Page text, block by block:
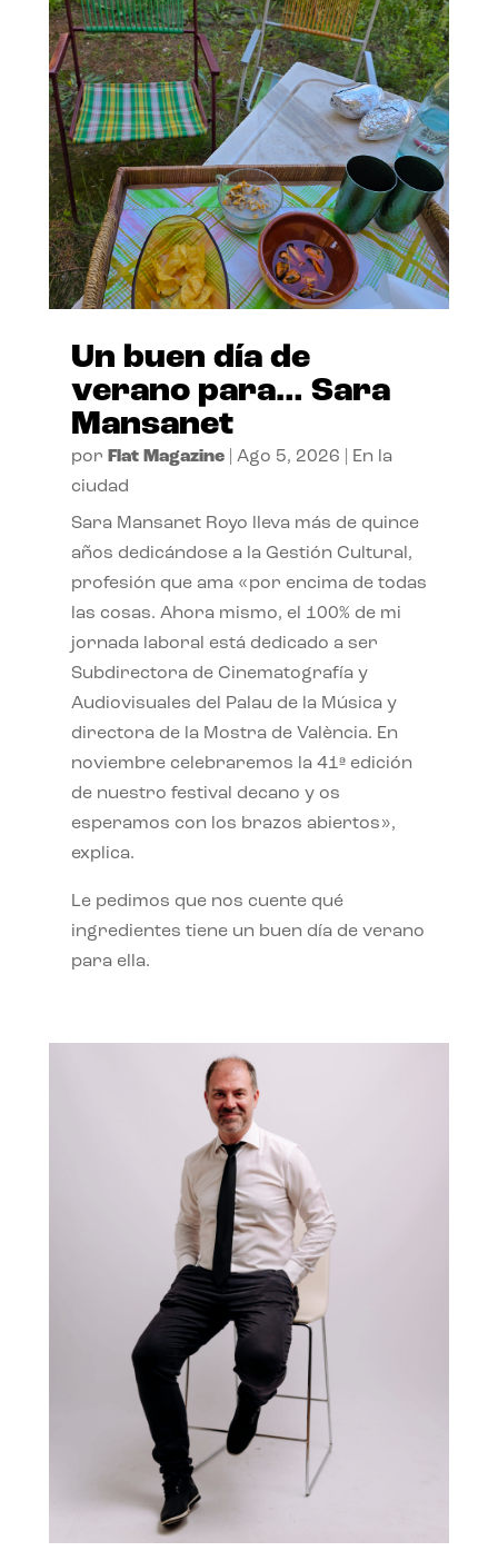
Un buen día de
verano para… Sara
Mansanet
por Flat Magazine| Ago 5, 2026
En la
ciudad
Sara Mansanet Royo lleva más de quince
años dedicándose a la Gestión Cultural,
profesión que ama «por encima de todas
las cosas. Ahora mismo, el 100% de mi
jornada laboral está dedicado a ser
Subdirectora de Cinematografía y
Audiovisuales del Palau de la Música y
directora de la Mostra de València. En
noviembre celebraremos la 41ª edición
de nuestro festival decano y os
esperamos con los brazos abiertos»,
explica.
Le pedimos que nos cuente qué
ingredientes tiene un buen día de verano
para ella.